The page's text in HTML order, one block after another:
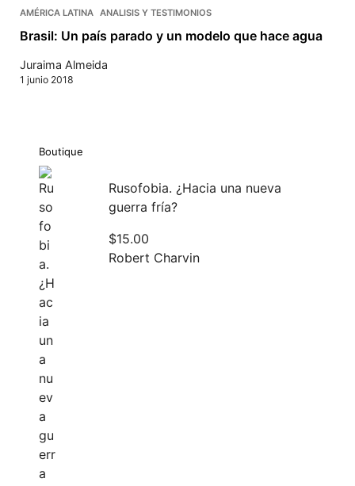
AMÉRICA LATINA ANALISIS Y TESTIMONIOS
Brasil: Un país parado y un modelo que hace agua
Juraima Almeida
1 junio 2018
Boutique
Rusofobia. ¿Hacia una nueva
guerra fría?
$15.00
Robert Charvin